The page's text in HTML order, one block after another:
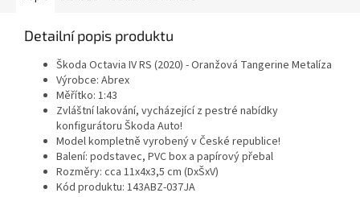
Detailní popis produktu
Škoda Octavia IV RS (2020) - Oranžová Tangerine Metalíza
Výrobce: Abrex
Měřítko: 1:43
Zvláštní lakování, vycházející z pestré nabídky
konfigurátoru Škoda Auto!
Model kompletně vyrobený v České republice!
Balení: podstavec, PVC box a papírový přebal
Rozměry: cca 11x4x3,5 cm (DxŠxV)
Kód produktu: 143ABZ-037JA